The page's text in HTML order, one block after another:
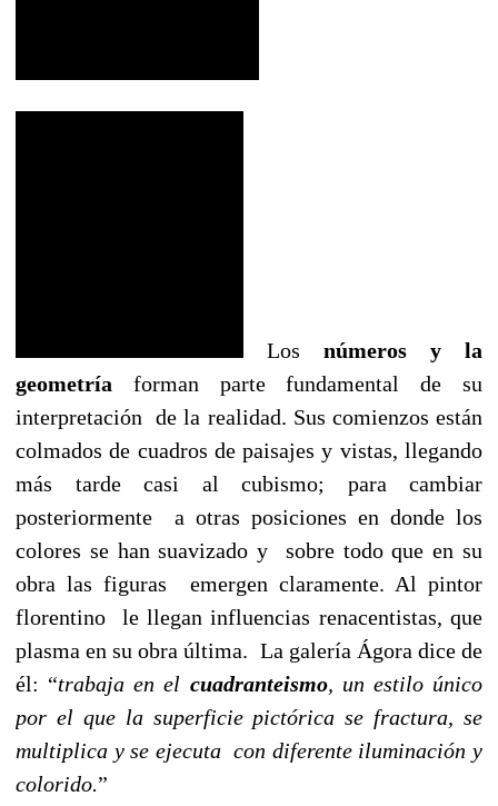
Los números y la
geometría forman parte fundamental de su
interpretación de la realidad. Sus comienzos están
colmados de cuadros de paisajes y vistas, llegando
más tarde casi al cubismo; para cambiar
posteriormente a otras posiciones en donde los
colores se han suavizado y sobre todo que en su
obra las figuras emergen claramente. Al pintor
florentino le llegan influencias renacentistas, que
plasma en su obra última. La galería Ágora dice de
él: “trabaja en el cuadranteismo, un estilo único
por el que la superficie pictórica se fractura, se
multiplica y se ejecuta con diferente iluminación y
colorido.”